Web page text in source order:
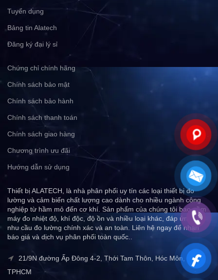
Tuyển dụng
Bảng tin Alatech
Đăng ký đại lý sỉ
Chứng chỉ chính hãng
Chính sách bảo mật
Chính sách bảo hành
Chính sách thanh toán
Chính sách giao hàng
Chương trình ưu đãi
Hướng dẫn sử dụng
Thiết bị ALATECH, là nhà phân phối uy tín các loại thiết bị đo
lường và cảm biến chất lượng cao dành cho nhiều ngành công
nghiệp từ hầm mỏ đến cơ khí. Sản phẩm của chúng tôi bao gồm
máy đo nhiệt độ, khí độc, độ ồn và nhiều loại khác, đáp ứng mọi
nhu cầu đo lường chính xác và an toàn. Liên hệ ngay để nhận
báo giá và dịch vụ phân phối toàn quốc..
21/9N đường Ấp Đông 4-2, Thới Tam Thôn, Hóc Môn,
TPHCM